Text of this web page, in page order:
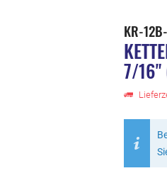
KR-
7/16"